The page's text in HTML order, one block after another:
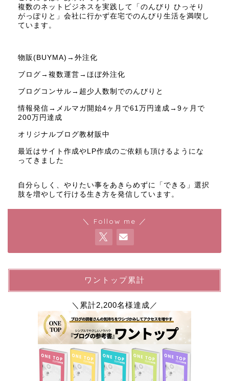
複数のネットビジネスを実践して「のんびり ひっそり
がっぽりと」会社に行かず在宅でのんびり生活を満喫し
ています。
物販(BUYMA)→外注化
ブログ→複数運営→ほぼ外注化
ブログコンサル→超少人数制でのんびりと
情報発信→メルマガ開始4ヶ月で61万円達成→9ヶ月で
200万円達成
オリジナルブログ教材販中
最近はサイト作成やLP作成のご依頼も頂けるようにな
ってきました
自分らしく、やりたい事をあきらめずに「できる」選択
肢を増やして行ける生き方を発信しています。
＼ Follow me ／
ワントップ累計
＼累計2,200名様達成／